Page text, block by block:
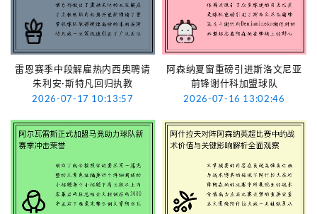
雷恩赛季中段解雇热内西奥聘请
朱利安·斯特凡回归执教
2026-07-17 10:13:57
阿森纳夏窗重磅引进斯洛文尼亚
前锋谢什科加盟球队
2026-07-16 13:02:46